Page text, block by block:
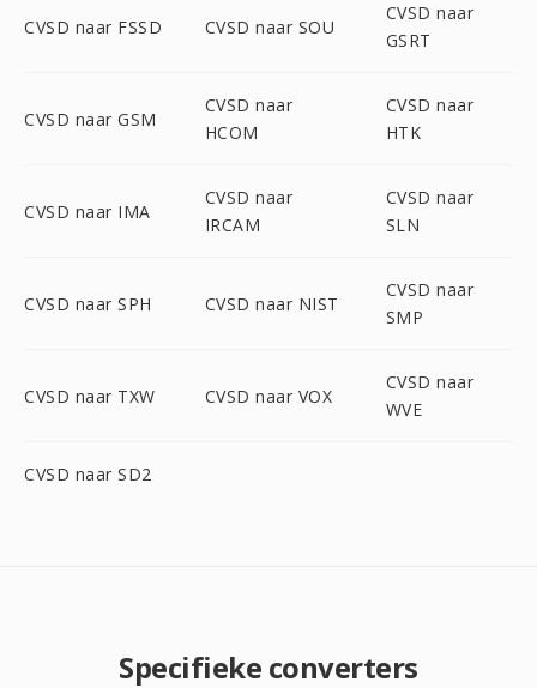
CVSD naar FSSD CVSD naar SOU
CVSD naar
GSRT
CVSD naar GSM
CVSD naar
HCOM
CVSD naar
HTK
CVSD naar IMA
CVSD naar
IRCAM
CVSD naar
SLN
CVSD naar SPH CVSD naar NIST
CVSD naar
SMP
CVSD naar TXW CVSD naar VOX
CVSD naar
WVE
CVSD naar SD2
Specifieke converters